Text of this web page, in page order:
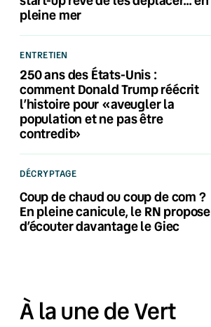
pleine mer
ENTRETIEN
250 ans des États-Unis :
comment Donald Trump réécrit
l’histoire pour «aveugler la
population et ne pas être
contredit»
DÉCRYPTAGE
Coup de chaud ou coup de com ?
En pleine canicule, le RN propose
d’écouter davantage le Giec
À la une de Vert